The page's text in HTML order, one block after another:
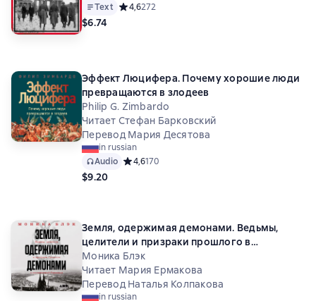
Text Средний рейтинг 4,6 на основе 272 оценок
4,6272
$6.74
Эффект Люцифера. Почему хорошие люди
превращаются в злодеев
Philip G. Zimbardo
Читает Стефан Барковский
Перевод Мария Десятова
in russian
Audio Средний рейтинг 4,6 на основе 170 оценок
4,6170
$9.20
Земля, одержимая демонами. Ведьмы,
целители и призраки прошлого в
послевоенной Германии
Моника Блэк
Читает Мария Ермакова
Перевод Наталья Колпакова
in russian